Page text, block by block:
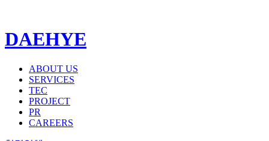
DAEHYE
ABOUT US
SERVICES
TEC
PROJECT
PR
CAREERS